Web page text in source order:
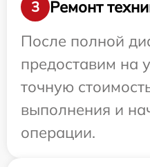
3
Ремонт
После полной
предоставим на
точную
выполнения и
операции.